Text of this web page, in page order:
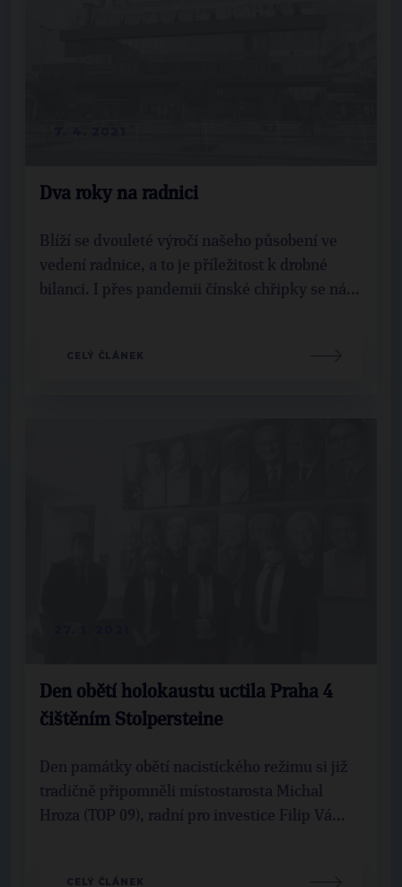
Dva roky na radnici
Blíží se dvouleté výročí našeho působení ve
vedení radnice, a to je příležitost k drobné
bilanci. I přes pandemii čínské chřipky se ná...
CELÝ ČLÁNEK
Den obětí holokaustu uctila Praha 4
čištěním Stolpersteine
Den památky obětí nacistického režimu si již
tradičně připomněli místostarosta Michal
Hroza (TOP 09), radní pro investice Filip Vá...
CELÝ ČLÁNEK